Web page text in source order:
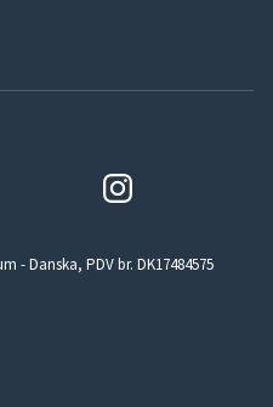
- Danska, PDV br. DK17484575